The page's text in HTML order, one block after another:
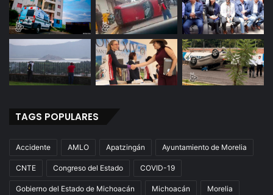
TAGS POPULARES
Accidente AMLO Apatzingán Ayuntamiento de Morelia
CNTE Congreso del Estado COVID-19
Gobierno del Estado de Michoacán Michoacán Morelia